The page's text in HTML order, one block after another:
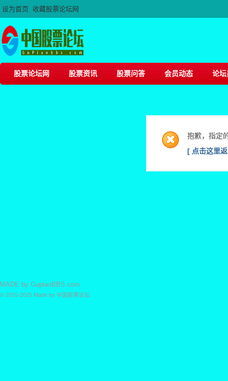
设为首页 收藏股票论坛网
股票论坛网 股票资讯 股票问答 会员动态 论坛
抱歉，指定
[ 点击这里
MADE by GupiaoBBS.com
© 2015-2025 Made by 中国股票论坛